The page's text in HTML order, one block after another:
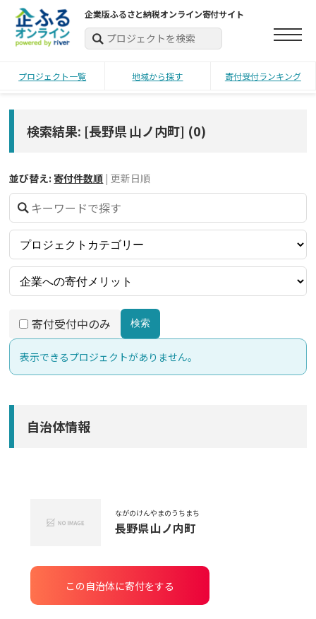
企業版ふるさと納税オンライン寄付サイト
プロジェクト一覧 地域から探す 寄付受付ランキング
検索結果: [長野県 山ノ内町] (0)
並び替え: 寄付件数順 | 更新日順
寄付受付中のみ 検索
表示できるプロジェクトがありません。
自治体情報
ながのけん
長野県
やまのうちまち
山ノ内町
この自治体に寄付をする